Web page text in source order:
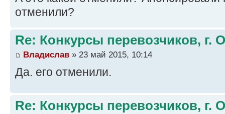
отменили?
Re: Конкурсы перевозчиков, г.
Владислав » 23 май 2015, 10:14
Да. его отменили.
Re: Конкурсы перевозчиков, г.